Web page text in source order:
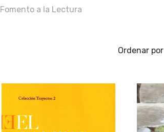
a la Lectura
Ordenar por